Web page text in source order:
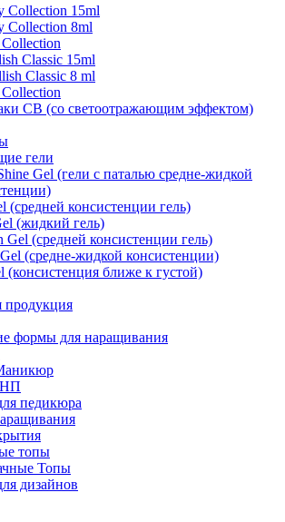
Collection 15ml
Collection 8ml
Classic 15ml
Classic 8 ml
СВ (со светоотражающим эффектом)
гели
Gel (гели с паталью средне-жидкой
(средней консистенции гель)
(жидкий гель)
Gel (средней консистенции гель)
(средне-жидкой консистенции)
(консистенция ближе к густой)
продукция
формы для наращивания
НП
педикюра
топы
Топы
дизайнов